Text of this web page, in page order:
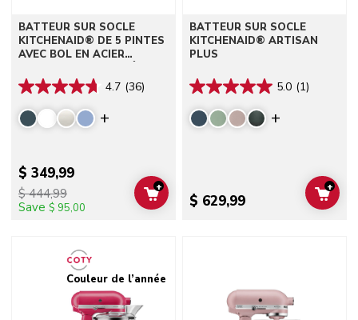
BATTEUR SUR SOCLE
KITCHENAID® DE 5 PINTES
AVEC BOL EN ACIER
4.7 (36)
Display more colors
$ 349,99
$ 444,99
Save $ 95,00
ADD TO CART
+
BATTEUR SUR SOCLE
KITCHENAID® ARTISAN
PLUS
5.0 (1)
Display
$ 629,99 ADD
+
Couleur de l’année